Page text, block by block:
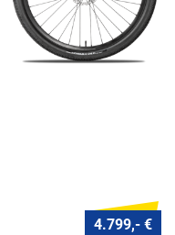
4.799,- €